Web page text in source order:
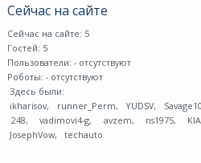
Сейчас на сайте
Сейчас на сайте: 5
Гостей: 5
Пользователи: - отсутствуют
Роботы: - отсутствуют
Здесь были:
ikharisov, runner_Perm, YUDSV,
248, vadimovi4-g, avzem, ns1975,
JosephVow, techauto